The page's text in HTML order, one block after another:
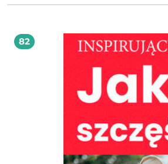
Najwyższa pora zerwać z marazmem. Od
Będziemy pełni energii, skuteczni jak nigdy
zrobić? Podpowiedź znajdziecie w tej książce.
jak poradzić sobie ze szkodliwymi skutkami
kokon iluzji, obrały kurs na prawdziwy świat i
82